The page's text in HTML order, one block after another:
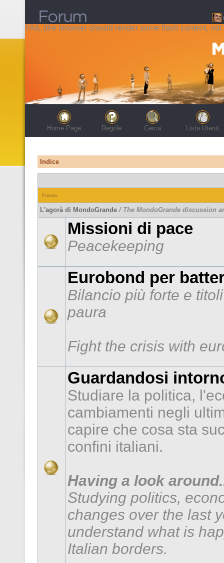
FAIL (the browser should render some flash content, not
Home Page Regole Cerca Lista Utenti
Indice
Forum
L'agorà di MondoGrande / The MondoGrande discussion
Missioni di pace
Peacekeeping
Eurobond per
Bilancio più forte e
paura
Fight the crisis with
Guardandosi
Studiare la politica,
cambiamenti negli
capire che cosa sta
confini italiani.
Having a look
Studying politics,
changes over the last
understand what is
Italian borders.